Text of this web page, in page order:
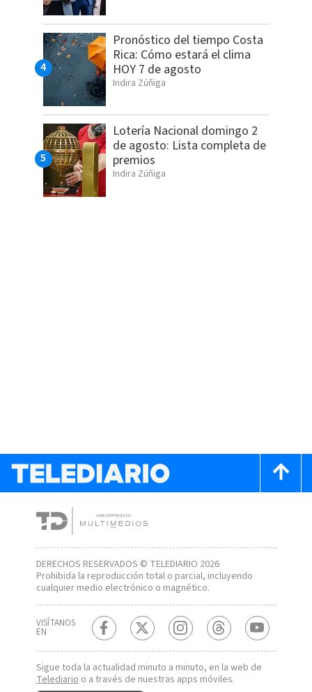
Pronóstico del tiempo Costa
Rica: Cómo estará el clima
HOY 7 de agosto
Indira Zúñiga
Lotería Nacional domingo 2
de agosto: Lista completa de
premios
Indira Zúñiga
DERECHOS RESERVADOS © TELEDIARIO 2026
Prohibida la reproducción total o parcial, incluyendo
cualquier medio electrónico o magnético.
VISÍTANOS
EN
Sigue toda la actualidad minuto a minuto, en la web de
Telediario o a través de nuestras apps móviles.